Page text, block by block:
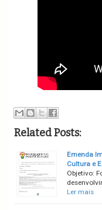
Related Posts:
Emenda
Cultura e
Objetivo:
Ler mais